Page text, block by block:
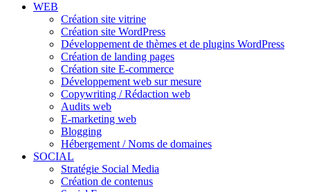
WEB
Création site vitrine
Création site WordPress
Développement de thèmes et de plugins WordPress
Création de landing pages
Création site E-commerce
Développement web sur mesure
Copywriting / Rédaction web
Audits web
E-marketing web
Blogging
Hébergement / Noms de domaines
SOCIAL
Stratégie Social Media
Création de contenus